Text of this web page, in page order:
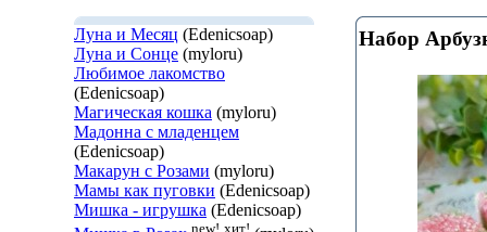
Луна и Месяц (Edenicsoap)
Луна и Сонце (myloru)
Любимое лакомство
(Edenicsoap)
Магическая кошка (myloru)
Мадонна с младенцем
(Edenicsoap)
Макарун с Розами (myloru)
Мамы как пуговки (Edenicsoap)
Мишка - игрушка (Edenicsoap)
new! хит!
Набор